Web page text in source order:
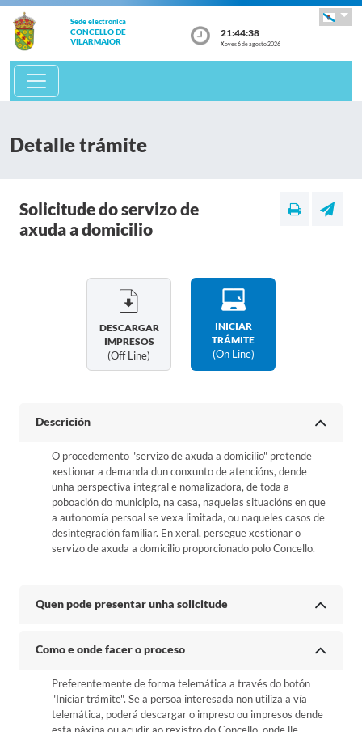
Sede electrónica
CONCELLO DE
VILARMAIOR
21:44:38
Xoves 6 de agosto 2026
Detalle trámite
Solicitude do servizo de
axuda a domicilio
DESCARGAR
IMPRESOS
(off Line)
INICIAR
TRÁMITE
(on Line)
Descrición
O procedemento "servizo de axuda a domicilio" pretende
xestionar a demanda dun conxunto de atencións, dende
unha perspectiva integral e nomalizadora, de toda a
poboación do municipio, na casa, naquelas situacións en que
a autonomía persoal se vexa limitada, ou naqueles casos de
desintegración familiar. En xeral, persegue xestionar o
servizo de axuda a domicilio proporcionado polo Concello.
Quen pode presentar unha solicitude
Como e onde facer o proceso
Preferentemente de forma telemática a través do botón
"Iniciar trámite". Se a persoa interesada non utiliza a vía
telemática, poderá descargar o impreso ou impresos dende